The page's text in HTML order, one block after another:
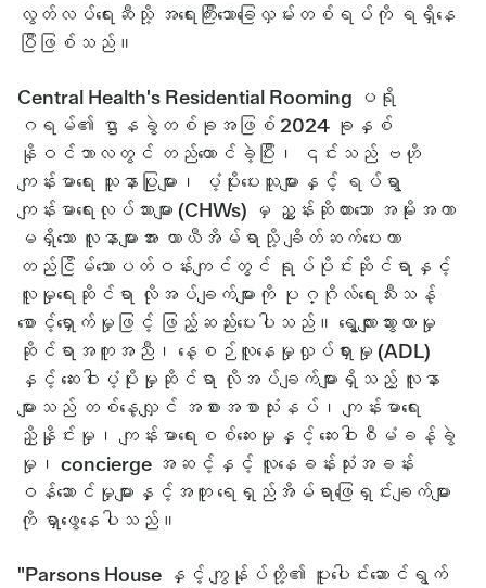
လွတ်လပ်ရေးဆီသို့ အရေးကြီးသောခြေလှမ်းတစ်ရပ်ကို ရရှိနေ
ပြီဖြစ်သည်။
Central Health's Residential Rooming ပရို
ဂရမ်၏ ဌာနခွဲတစ်ခုအဖြစ် 2024 ခုနှစ်
နိုဝင်ဘာလတွင် တည်ထောင်ခဲ့ပြီး၊ ၎င်းသည် ဗဟို
ကျန်းမာရေး သူနာပြုများ၊ ပံ့ပိုးပေးသူများနှင့် ရပ်ရွာ
ကျန်းမာရေးလုပ်သားများ (CHWs) မှ ညွှန်းဆိုထားသော အမိုးအကာ
မရှိသော လူနာများအား ယာယီအိမ်ရာသို့ ချိတ်ဆက်ပေးကာ
တည်ငြိမ်သောပတ်ဝန်းကျင်တွင် ရုပ်ပိုင်းဆိုင်ရာနှင့်
လူမှုရေးဆိုင်ရာ လိုအပ်ချက်များကို ပုဂ္ဂိုလ်ရေးသီးသန့်
စောင့်ရှောက်မှုဖြင့် ဖြည့်ဆည်းပေးပါသည်။ ရွေ့လျားသွားလာမှု
ဆိုင်ရာအကူအညီ၊ နေ့စဉ်လူနေမှုလှုပ်ရှားမှု (ADL)
နှင့် ဆေးဝါးပံ့ပိုးမှုဆိုင်ရာ လိုအပ်ချက်များရှိသည့် လူနာ
များသည် တစ်နေ့လျှင် အစားအစာသုံးနပ်၊ ကျန်းမာရေး
ညှိနှိုင်းမှု၊ ကျန်းမာရေးစစ်ဆေးမှုနှင့် ဆေးဝါးစီမံခန့်ခွဲ
မှု၊ concierge အဆင့်နှင့် လူနေခန်းသုံးအခန်း
ဝန်ဆောင်မှုများနှင့်အတူ ရေရှည်အိမ်ရာဖြေရှင်းချက်များ
ကို ရှာဖွေနေပါသည်။
"Parsons House နှင့် ကျွန်ုပ်တို့၏ ပူးပေါင်းဆောင်ရွက်